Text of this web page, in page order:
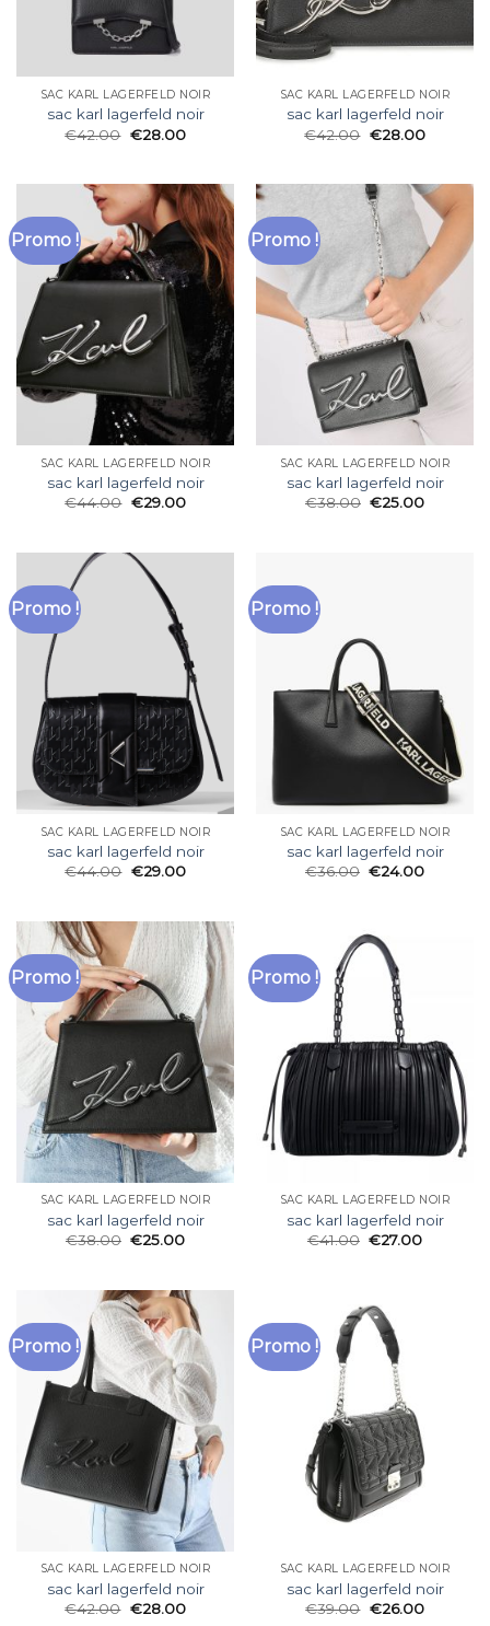
SAC KARL LAGERFELD NOIR
sac karl lagerfeld noir
€42.00 €28.00
SAC KARL LAGERFELD NOIR
sac karl lagerfeld noir
€42.00 €28.00
Promo !
SAC KARL LAGERFELD NOIR
sac karl lagerfeld noir
€44.00 €29.00
Promo !
SAC KARL LAGERFELD NOIR
sac karl lagerfeld noir
€38.00 €25.00
Promo !
SAC KARL LAGERFELD NOIR
sac karl lagerfeld noir
€44.00 €29.00
Promo !
SAC KARL LAGERFELD NOIR
sac karl lagerfeld noir
€36.00 €24.00
Promo !
SAC KARL LAGERFELD NOIR
sac karl lagerfeld noir
€38.00 €25.00
Promo !
SAC KARL LAGERFELD NOIR
sac karl lagerfeld noir
€41.00 €27.00
Promo !
SAC KARL LAGERFELD NOIR
sac karl lagerfeld noir
€42.00 €28.00
Promo !
SAC KARL LAGERFELD NOIR
sac karl lagerfeld noir
€39.00 €26.00